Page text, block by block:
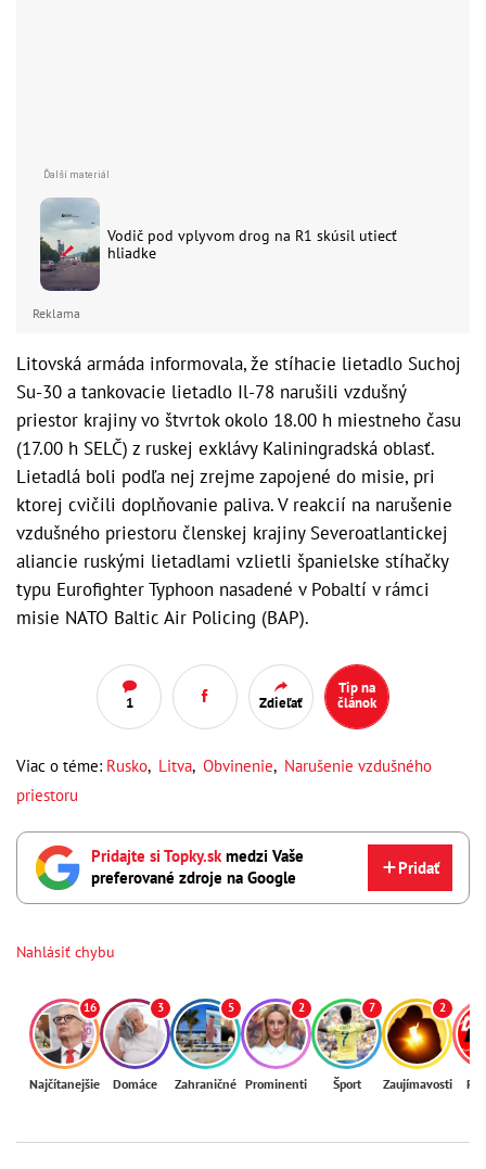
Vodič pod vplyvom drog na R1 skúsil utiecť
hliadke
Reklama
Litovská armáda informovala, že stíhacie lietadlo Suchoj
Su-30 a tankovacie lietadlo Il-78 narušili vzdušný
priestor krajiny vo štvrtok okolo 18.00 h miestneho času
(17.00 h SELČ) z ruskej exklávy Kaliningradská oblasť.
Lietadlá boli podľa nej zrejme zapojené do misie, pri
ktorej cvičili doplňovanie paliva. V reakcií na narušenie
vzdušného priestoru členskej krajiny Severoatlantickej
aliancie ruskými lietadlami vzlietli španielske stíhačky
typu Eurofighter Typhoon nasadené v Pobaltí v rámci
misie NATO Baltic Air Policing (BAP).
1 Zdieľať
Tip na
článok
Viac o téme: Rusko, Litva, Obvinenie, Narušenie vzdušného
priestoru
Pridajte si Topky.skmedzi Vaše
preferované zdroje na Google
Pridať
Nahlásiť chybu
16
Najčítanejšie
3
Domáce
5
Zahraničné
2
Prominenti
7
Šport
2
Zaujímavosti